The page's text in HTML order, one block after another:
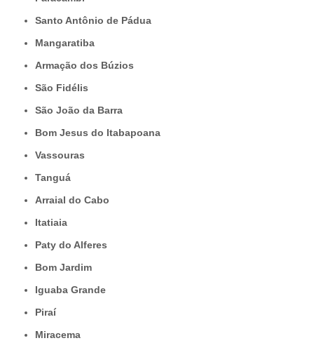
Santo Antônio de Pádua
Mangaratiba
Armação dos Búzios
São Fidélis
São João da Barra
Bom Jesus do Itabapoana
Vassouras
Tanguá
Arraial do Cabo
Itatiaia
Paty do Alferes
Bom Jardim
Iguaba Grande
Piraí
Miracema